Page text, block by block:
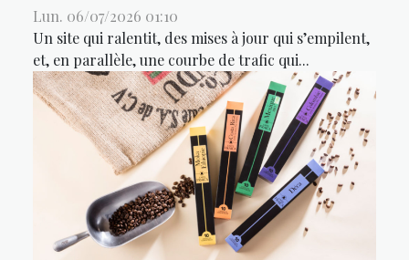
Lun. 06/07/2026 01:10
Un site qui ralentit, des mises à jour qui s’empilent,
et, en parallèle, une courbe de trafic qui...